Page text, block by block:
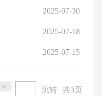
2025-07-30
2025-07-18
2025-07-15
» 跳转 共3页